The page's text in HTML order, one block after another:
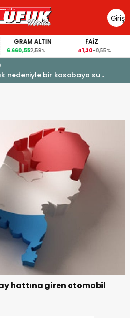
Giriş
Yap
GRAM ALTIN
6.660,552,59%
FAİZ
41,30-0,55%
nedeniyle bir kasabaya su
hattına giren otomobil